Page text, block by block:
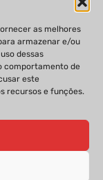
as melhores
armazenar e/ou
dessas
comportamento de
este
recursos e funções.
EDITORIAL